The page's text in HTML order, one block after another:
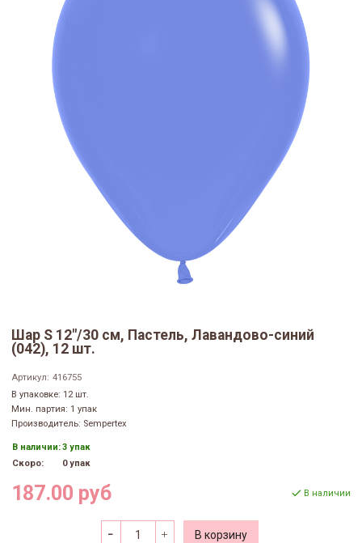
Шар S 12"/30 см, Пастель, Лавандово-синий
(042), 12 шт.
Артикул: 416755
В упаковке: 12 шт.
Мин. партия: 1 упак
Производитель: Sempertex
В наличии:3 упак
Скоро:
0 упак
187.00 руб В наличии
В корзину